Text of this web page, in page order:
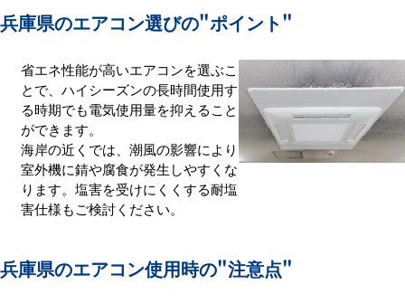
兵庫県のエアコン選びの"ポイント"
省エネ性能が高いエアコンを選ぶこ
とで、ハイシーズンの長時間使用す
る時期でも電気使用量を抑えること
ができます。
海岸の近くでは、潮風の影響により
室外機に錆や腐食が発生しやすくな
ります。塩害を受けにくくする耐塩
害仕様もご検討ください。
兵庫県のエアコン使用時の"注意点"